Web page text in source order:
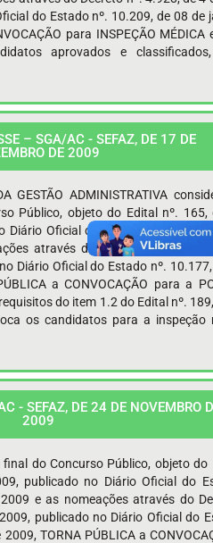
do Estado nº. 10.209, de 08 de
para INSPEÇÃO MÉDICA
aprovados e
– SGA/AC - SEFAZ, DE 17 DE
DE 2009
GESTÃO ADMINISTRATIVA
Público, objeto do Edital nº. 165,
Diário Oficial do Estado nº. 10.151,
através do Decreto nº. 4.795,
Diário Oficial do Estado nº.
a CONVOCAÇÃO para a
do item 1.2 do Edital nº.
os candidatos para a inspeção
- SEFAZ, DE 24 DE NOVEMBRO
2009
do Concurso Público, objeto do
publicado no Diário Oficial do
e as nomeações através do
publicado no Diário Oficial do
TORNA PÚBLICA a